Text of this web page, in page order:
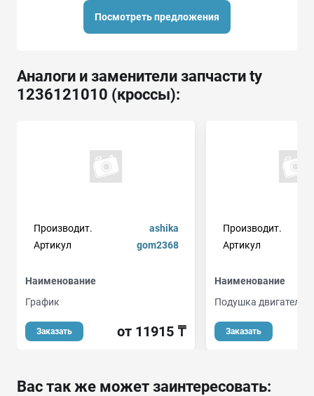
Посмотреть предложения
Аналоги и заменители запчасти ty
1236121010 (кроссы):
Производит.
ashika
Артикул
gom2368
Наименование
График
Заказать от 11915 ₸
Производит.
Артикул
Наименование
Подушка двигателя
Заказать
Вас так же может заинтересовать: